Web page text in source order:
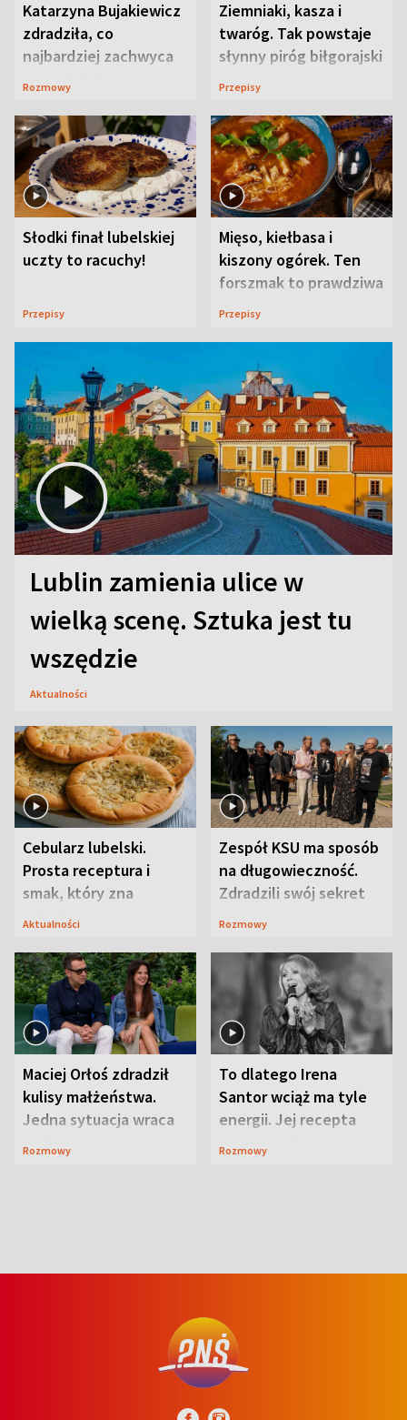
Katarzyna Bujakiewicz
zdradziła, co
najbardziej zachwyca
ją w Lublinie
Rozmowy
Ziemniaki, kasza i
twaróg. Tak powstaje
słynny piróg biłgorajski
Przepisy
Słodki finał lubelskiej
uczty to racuchy!
Przepisy
Mięso, kiełbasa i
kiszony ogórek. Ten
forszmak to prawdziwa
uczta
Przepisy
Lublin zamienia ulice w
wielką scenę. Sztuka jest tu
wszędzie
Aktualności
Cebularz lubelski.
Prosta receptura i
smak, który zna
Lubelszczyzna
Aktualności
Zespół KSU ma sposób
na długowieczność.
Zdradzili swój sekret
Rozmowy
Maciej Orłoś zdradził
kulisy małżeństwa.
Jedna sytuacja wraca
jak bumerang
Rozmowy
To dlatego Irena
Santor wciąż ma tyle
energii. Jej recepta
jest zaskakująco
Rozmowy